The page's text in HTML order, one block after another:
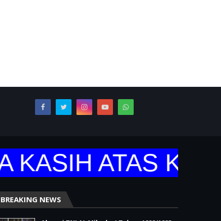
ATAS
BREAKING NEWS